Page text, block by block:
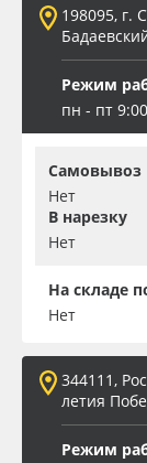
198095, г.
Режим
пн - пт
Самовывоз
Нет
В нарезку
Нет
На складе
Нет
344111,
летия
Режим